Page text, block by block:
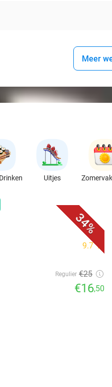
Meer
Uitjes
34%
9.7star
Regulier €25
€16,50